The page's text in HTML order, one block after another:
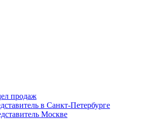
продаж
в Санкт-Петербурге
Москве